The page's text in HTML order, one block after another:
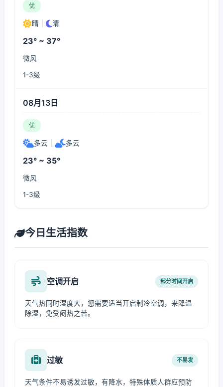
优
晴 晴
23° ~ 37°
微风
1-3级
08月13日
优
多云 多云
23° ~ 35°
微风
1-3级
今日生活指数
空调开启 部分时间开启
天气热同时湿度大，您需要适当开启制冷空调，来降温
除湿，免受闷热之苦。
过敏 不易发
天气条件不易诱发过敏，有降水，特殊体质人群应预防